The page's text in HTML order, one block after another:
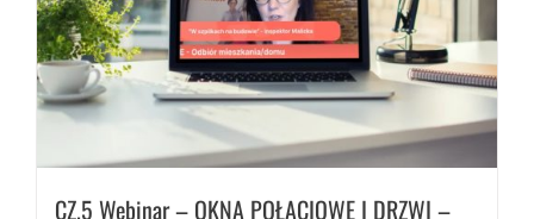
CZ.5 Webinar – OKNA POŁACIOWE I DRZWI –